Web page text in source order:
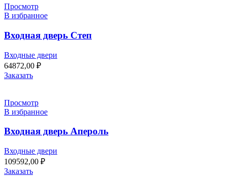
Просмотр
В избранное
Входная дверь Степ
Входные двери
64872,00 ₽
Заказать
Просмотр
В избранное
Входная дверь Апероль
Входные двери
109592,00 ₽
Заказать